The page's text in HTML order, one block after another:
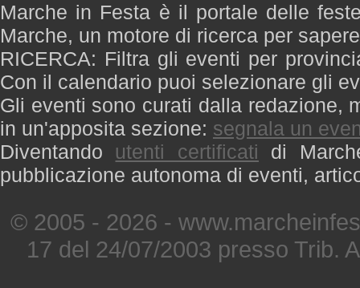
Marche in Festa è il portale delle
Marche, un motore di ricerca per
RICERCA: Filtra gli eventi per
Con il calendario puoi selezionare gli
Gli eventi sono curati dalla redazione,
in un'apposita sezione: segnala un
Diventando utenti certificati di
pubblicazione autonoma di eventi,
© 2005 - 2026 -
17 del 24/07/2003 presso Trib.